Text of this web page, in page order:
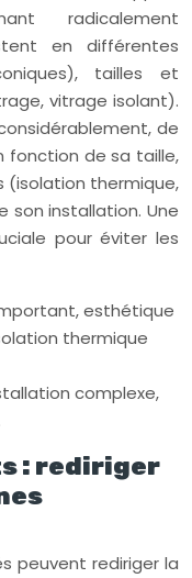
radicalement
en différentes
tailles et
vitrage isolant).
de
fonction de sa taille,
(isolation thermique,
installation. Une
pour éviter les
esthétique
thermique
complexe,
: rediriger
peuvent rediriger la